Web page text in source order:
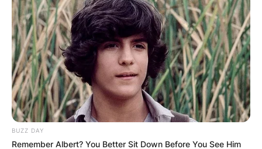
Легендата вели дека моќта на Црниот камен
произлегува од трагичен настан во
минатото. Некогаш стар манастир, бил
уништен од турската војска, што
резултирало со брутална смрт на монасите
кои престојувале. Нивната пролеана крв го
обоила каменот во црно, со што го добило
неговото име и познатите лековити
BUZZ DAY
Remember Albert? You Better Sit Down Before You See Him